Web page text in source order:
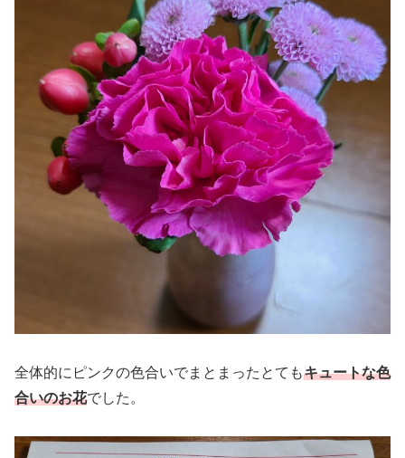
全体的にピンクの色合いでまとまったとてもキュートな色
合いのお花でした。